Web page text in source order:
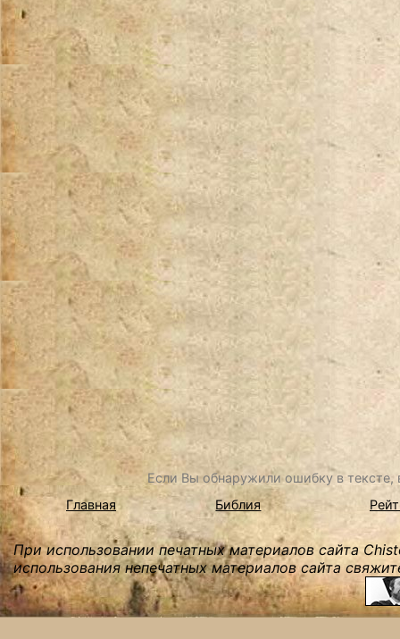
Если Вы обнаружили ошибку в
Главная
Библия
При использовании печатных материалов сайта
использования непечатных материалов сайта